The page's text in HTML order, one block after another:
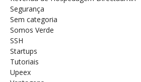
Segurança
Sem categoria
Somos Verde
SSH
Startups
Tutoriais
Upeex